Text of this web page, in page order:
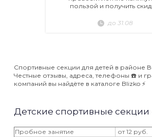
пользой и получить
до 31.08
Спортивные секции для детей в районе
Честные отзывы, адреса, телефоны ☎️ и
компаний вы найдёте в каталоге Blizko ⚡️
Детские спортивные
Пробное занятие
от 12 руб.